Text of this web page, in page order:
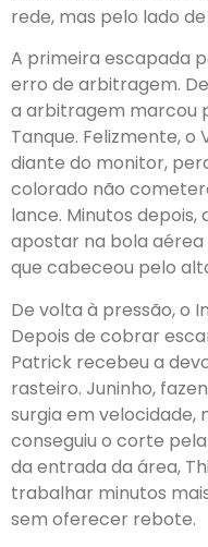
rede, mas pelo lado
A primeira escapada
erro de arbitragem.
a arbitragem marcou
Tanque. Felizmente, o
diante do monitor,
colorado não
lance. Minutos depois,
apostar na bola aérea
que cabeceou pelo
De volta à pressão, o
Depois de cobrar
Patrick recebeu a
rasteiro. Juninho,
surgia em velocidade,
conseguiu o corte
da entrada da área,
trabalhar minutos
sem oferecer rebote.